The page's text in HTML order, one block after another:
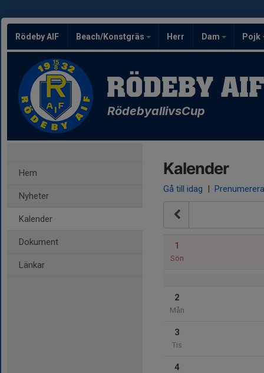
Rödeby AIF Beach/Konstgräs Herr Dam Pojk
RÖDEBY AIF
RödebyallivsCup
Hem
Nyheter
Kalender
Dokument
Länkar
Kalender
Gå till idag | Prenumerera
1
Sön
2
Mån
3
Tis
4